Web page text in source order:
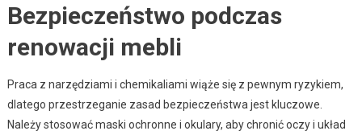
Bezpieczeństwo podczas
renowacji mebli
Praca z narzędziami i chemikaliami wiąże się z pewnym ryzykiem,
dlatego przestrzeganie zasad bezpieczeństwa jest kluczowe.
Należy stosować maski ochronne i okulary, aby chronić oczy i układ